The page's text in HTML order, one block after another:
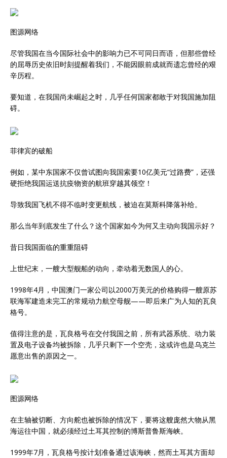
图源网络
尽管我国在当今国际社会中的影响力已不可同日而语，但那些曾经
的屈辱历史依旧时刻提醒着我们，不能因眼前成就而遗忘曾经的艰
辛历程。
要知道，在我国尚未崛起之时，几乎任何国家都敢于对我国施加阻
碍。
菲律宾的破船
例如，某中东国家不仅曾试图向我国索要10亿美元“过路费”，还强
硬拒绝我国运送抗疫物资的航班穿越其领空！
导致我国飞机不得不临时变更航线，被迫在莫斯科降落补给。
那么当年到底发生了什么？这个国家如今为何又主动向我国示好？
昔日我国面临的重重阻碍
上世纪末，一艘大型舰船的动向，牵动着无数国人的心。
1998年4月，中国澳门一家公司以2000万美元的价格购得一艘原苏
联海军建造未完工的常规动力航空母舰——即后来广为人知的瓦良
格号。
值得注意的是，瓦良格号在交付我国之前，所有武器系统、动力装
置及电子设备均被拆除，几乎只剩下一个空壳，这或许也是乌克兰
愿意出售的原因之一。
图源网络
在主轴被切断、方向舵也被拆除的情况下，要将这艘庞然大物从黑
海运往中国，就必须经过土耳其控制的博斯普鲁斯海峡。
1999年7月，瓦良格号按计划准备通过该海峡，然而土耳其方面却